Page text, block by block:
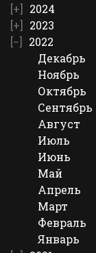
2024
2023
2022
Декабрь
Ноябрь
Октябрь
Сентябрь
Август
Июль
Июнь
Май
Апрель
Март
Февраль
Январь